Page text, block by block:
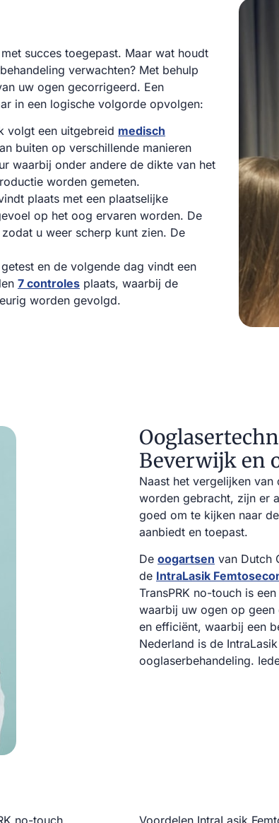
succes toegepast. Maar wat houdt
verwachten? Met behulp
uw ogen gecorrigeerd. Een
in een logische volgorde opvolgen:
volgt een uitgebreid medisch
buiten op verschillende manieren
waarbij onder andere de dikte van het
worden gemeten.
plaats met een plaatselijke
op het oog ervaren worden. De
u weer scherp kunt zien. De
en de volgende dag vindt een
7 controles plaats, waarbij de
worden gevolgd.
Beverwijk en
Naast het vergelijken
worden gebracht, zijn er
goed om te kijken naar
aanbiedt en toepast.
De oogartsen van Dutch
de IntraLasik
TransPRK no-touch is
waarbij uw ogen op
en efficiënt, waarbij een
Nederland is de
ooglaserbehandeling.
no-touch
Voordelen IntraLasik